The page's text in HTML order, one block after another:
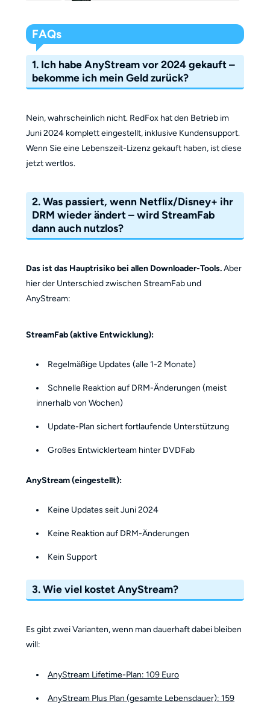
FAQs
1. Ich habe AnyStream vor 2024 gekauft –
bekomme ich mein Geld zurück?
Nein, wahrscheinlich nicht. RedFox hat den Betrieb im
Juni 2024 komplett eingestellt, inklusive Kundensupport.
Wenn Sie eine Lebenszeit-Lizenz gekauft haben, ist diese
jetzt wertlos.
2. Was passiert, wenn Netflix/Disney+ ihr
DRM wieder ändert – wird StreamFab
dann auch nutzlos?
Das ist das Hauptrisiko bei allen Downloader-Tools.Aber
hier der Unterschied zwischen StreamFab und
AnyStream:
StreamFab (aktive Entwicklung):
Regelmäßige Updates (alle 1-2 Monate)
Schnelle Reaktion auf DRM-Änderungen (meist
innerhalb von Wochen)
Update-Plan sichert fortlaufende Unterstützung
Großes Entwicklerteam hinter DVDFab
AnyStream (eingestellt):
Keine Updates seit Juni 2024
Keine Reaktion auf DRM-Änderungen
Kein Support
3. Wie viel kostet AnyStream?
Es gibt zwei Varianten, wenn man dauerhaft dabei bleiben
will:
AnyStream Lifetime-Plan: 109 Euro
AnyStream Plus Plan (gesamte Lebensdauer): 159